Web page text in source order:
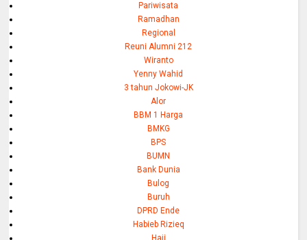
Pariwisata
Ramadhan
Regional
Reuni Alumni 212
Wiranto
Yenny Wahid
3 tahun Jokowi-JK
Alor
BBM 1 Harga
BMKG
BPS
BUMN
Bank Dunia
Bulog
Buruh
DPRD Ende
Habieb Rizieq
Haji